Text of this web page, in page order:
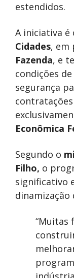
estendidos.
A iniciativa é
Cidades, em
Fazenda, e
condições
segurança
Econômica
Segundo o
Filho, o
significativo
dinamização
“Muitas